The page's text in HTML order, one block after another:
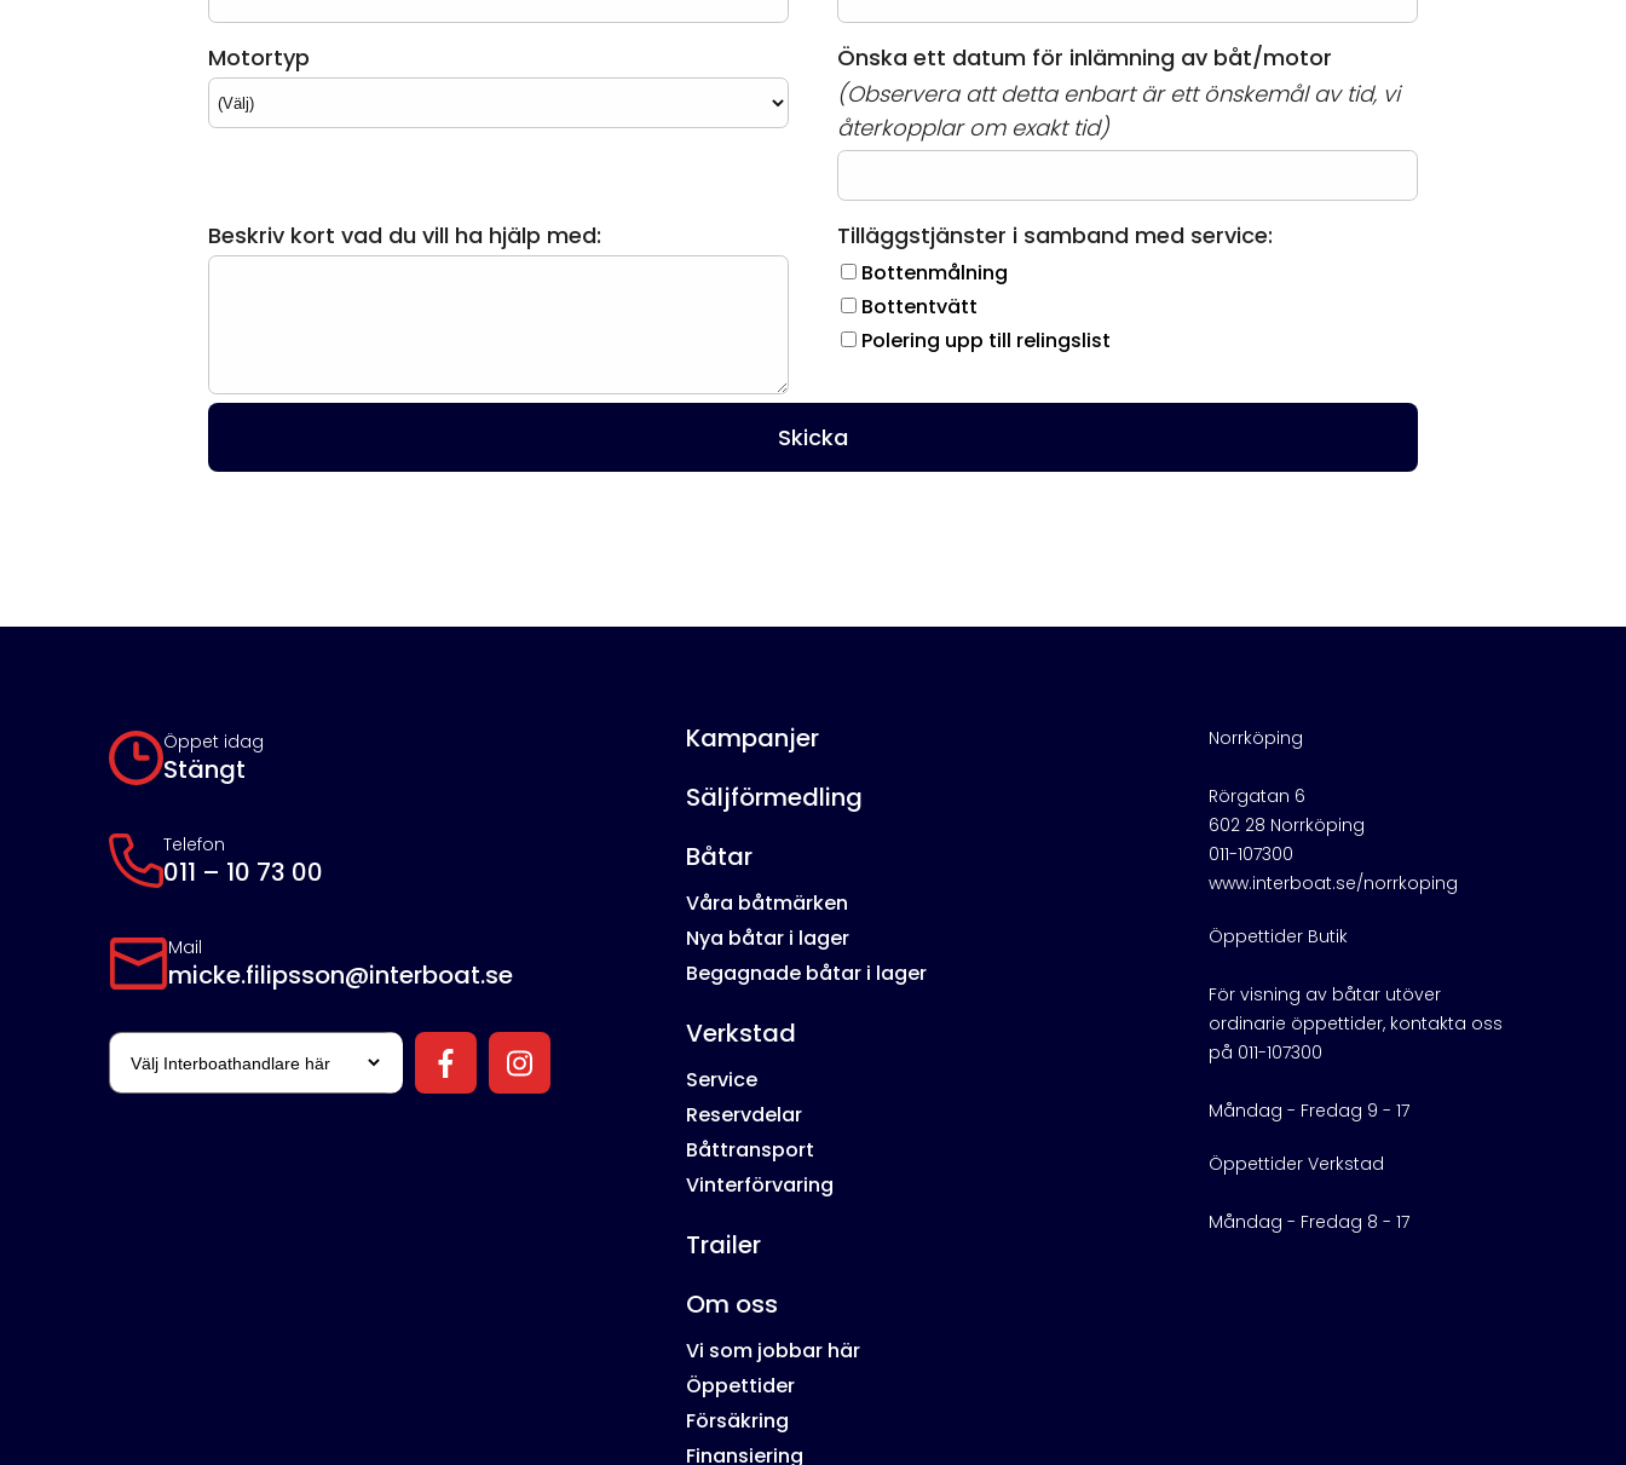
Motortyp
Önska ett datum för inlämning av båt/motor
(Observera att detta enbart är ett önskemål av tid, vi
återkopplar om exakt tid)
Beskriv kort vad du vill ha hjälp med: Tilläggstjänster i samband med service:
Bottenmålning
Bottentvätt
Polering upp till relingslist
Öppet idag
Stängt
Telefon
011 – 10 73 00
Mail
micke.filipsson@interboat.se
Kampanjer
Säljförmedling
Båtar
Våra båtmärken
Nya båtar i lager
Begagnade båtar i lager
Verkstad
Service
Reservdelar
Båttransport
Vinterförvaring
Trailer
Om oss
Vi som jobbar här
Öppettider
Försäkring
Finansiering
Norrköping
Rörgatan 6
602 28 Norrköping
011-107300
www.interboat.se/norrkoping
Öppettider Butik
För visning av båtar utöver
ordinarie öppettider, kontakta oss
på 011-107300
Måndag - Fredag 9 - 17
Öppettider Verkstad
Måndag - Fredag 8 - 17